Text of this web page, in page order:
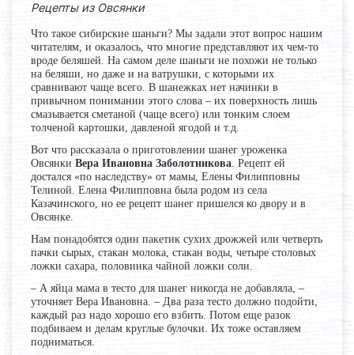
Рецепты из Овсянки
Что такое сибирские шаньги? Мы задали этот вопрос нашим
читателям, и оказалось, что многие представляют их чем-то
вроде беляшей. На самом деле шаньги не похожи не только
на беляши, но даже и на ватрушки, с которыми их
сравнивают чаще всего. В шанежках нет начинки в
привычном понимании этого слова – их поверхность лишь
смазывается сметаной (чаще всего) или тонким слоем
толченой картошки, давленой ягодой и т.д.
Вот что рассказала о приготовлении шанег уроженка
Овсянки Вера Ивановна Заболотникова. Рецепт ей
достался «по наследству» от мамы, Елены Филипповны
Телиной. Елена Филипповна была родом из села
Казачинского, но ее рецепт шанег пришелся ко двору и в
Овсянке.
Нам понадобятся один пакетик сухих дрожжей или четверть
пачки сырых, стакан молока, стакан воды, четыре столовых
ложки сахара, половинка чайной ложки соли.
– А яйца мама в тесто для шанег никогда не добавляла, –
уточняет Вера Ивановна. – Два раза тесто должно подойти,
каждый раз надо хорошо его взбить. Потом еще разок
подбиваем и делам круглые булочки. Их тоже оставляем
подниматься.